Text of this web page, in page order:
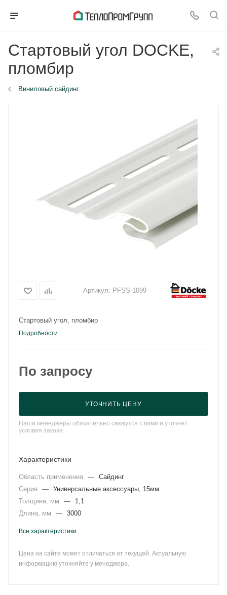
Стартовый угол DOCKE,
пломбир
Виниловый сайдинг
Артикул: PFSS-1099
Стартовый угол, пломбир
Подробности
По запросу
УТОЧНИТЬ ЦЕНУ
Наши менеджеры обязательно свяжутся с вами и уточнят
условия заказа
Характеристики
Область применения — Сайдинг
Серия
— Универсальные аксессуары, 15мм
Толщина, мм
—
1,1
Длина, мм
— 3000
Все характеристики
Цена на сайте может отличаться от текущей. Актуальную
информацию уточняйте у менеджера.